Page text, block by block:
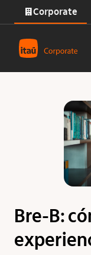
Saltar al contenido
Corporate
Bre-B: